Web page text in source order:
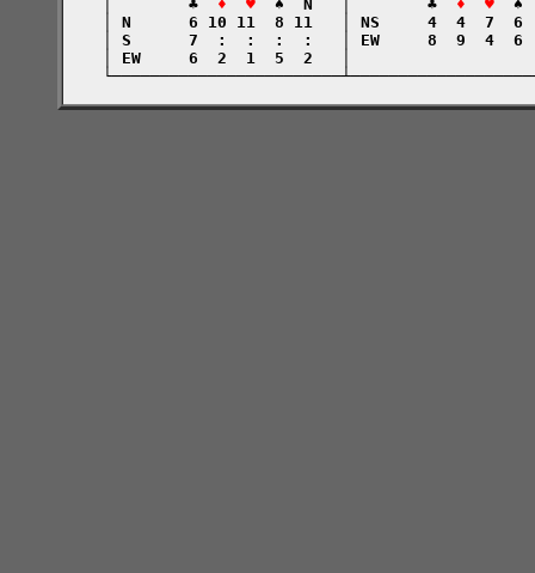
    │        ♣
♦  ♥
  ♠  N   │        ♣
♦  ♥
♠
│ N      6 10 11  8 11   │ NS     4  4  7
│ S      7  :  :  :  :   │ EW     8  9  4
│ EW     6  2  1  5  2   │